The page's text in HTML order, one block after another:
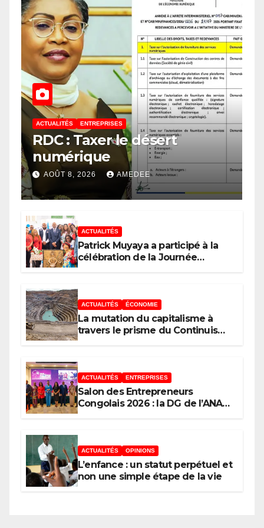
ACTUALITÉS ENTREPRISES
RDC : Taxer le désert
numérique
AOÛT 8, 2026 AMEDEE
ACTUALITÉS
Patrick Muyaya a participé à la
célébration de la Journée
et l’Union Nationale des
Caméramans du Congo
ACTUALITÉS ÉCONOMIE
La mutation du capitalisme à
travers le prisme du Continuisme
ACTUALITÉS ENTREPRISES
Salon des Entrepreneurs
Congolais 2026 : la DG de l’ANAPI
phare de l’investissement en
Afrique
ACTUALITÉS OPINIONS
L’enfance : un statut perpétuel et
non une simple étape de la vie